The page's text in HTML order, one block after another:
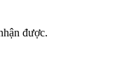
được.